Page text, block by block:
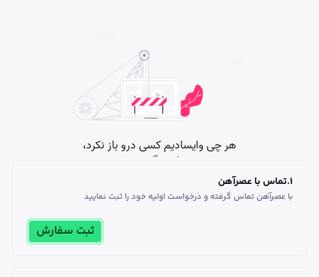
1
.تماس با عصرآهن
با عصرآهن تماس گرفته و درخواست اولیه خود را ثبت نمایید
ثبت سفارش